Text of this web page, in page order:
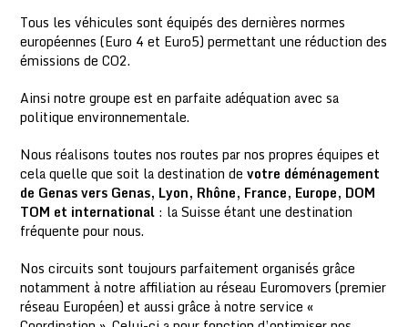
Tous les véhicules sont équipés des dernières normes
européennes (Euro 4 et Euro5) permettant une réduction des
émissions de CO2.
Ainsi notre groupe est en parfaite adéquation avec sa
politique environnementale.
Nous réalisons toutes nos routes par nos propres équipes et
cela quelle que soit la destination de votre déménagement
de Genas vers Genas, Lyon, Rhône, France, Europe, DOM
TOM et international : la Suisse étant une destination
fréquente pour nous.
Nos circuits sont toujours parfaitement organisés grâce
notamment à notre affiliation au réseau Euromovers (premier
réseau Européen) et aussi grâce à notre service «